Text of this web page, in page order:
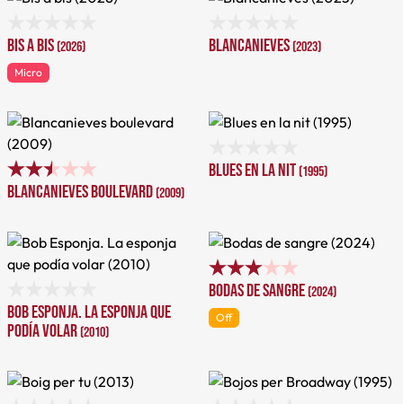
Bis a bis(2026)
Micro
Blancanieves(2023)
Blancanieves boulevard(2009)
Blues en la nit(1995)
Bob Esponja. La esponja que
podía volar(2010)
Bodas de sangre(2024)
Off